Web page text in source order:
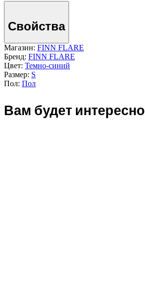
Свойства
Магазин: FINN FLARE
Бренд: FINN FLARE
Цвет: Темно-cиний
Размер: S
Пол: Пол
Вам будет интересно